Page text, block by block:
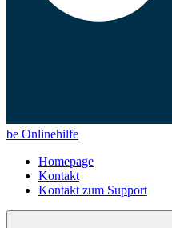
be Onlinehilfe
Homepage
Kontakt
Kontakt zum Support